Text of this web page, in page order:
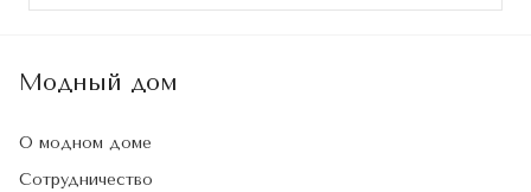
Модный дом
О модном доме
Сотрудничество